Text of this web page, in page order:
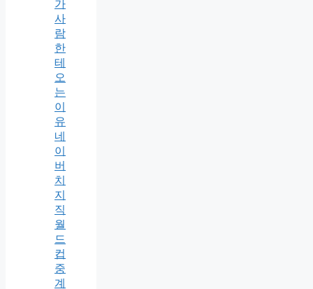
가
사
람
한
테
오
는
이
유
네
이
버
치
지
직
월
드
컵
중
계